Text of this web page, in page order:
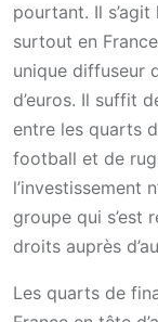
pourtant. Il
surtout en
unique diffuseur
d’euros. Il suffit
entre les quarts
football et de
l’investissement
groupe qui s’est
droits auprès
Les quarts de